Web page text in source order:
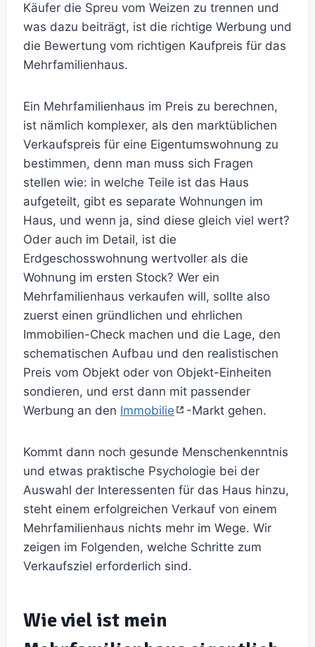
Käufer die Spreu vom Weizen zu trennen und
was dazu beiträgt, ist die richtige Werbung und
die Bewertung vom richtigen Kaufpreis für das
Mehrfamilienhaus.
Ein Mehrfamilienhaus im Preis zu berechnen,
ist nämlich komplexer, als den marktüblichen
Verkaufspreis für eine Eigentumswohnung zu
bestimmen, denn man muss sich Fragen
stellen wie: in welche Teile ist das Haus
aufgeteilt, gibt es separate Wohnungen im
Haus, und wenn ja, sind diese gleich viel wert?
Oder auch im Detail, ist die
Erdgeschosswohnung wertvoller als die
Wohnung im ersten Stock? Wer ein
Mehrfamilienhaus verkaufen will, sollte also
zuerst einen gründlichen und ehrlichen
Immobilien-Check machen und die Lage, den
schematischen Aufbau und den realistischen
Preis vom Objekt oder von Objekt-Einheiten
sondieren, und erst dann mit passender
Werbung an den Immobilie -Markt gehen.
Kommt dann noch gesunde Menschenkenntnis
und etwas praktische Psychologie bei der
Auswahl der Interessenten für das Haus hinzu,
steht einem erfolgreichen Verkauf von einem
Mehrfamilienhaus nichts mehr im Wege. Wir
zeigen im Folgenden, welche Schritte zum
Verkaufsziel erforderlich sind.
Wie viel ist mein